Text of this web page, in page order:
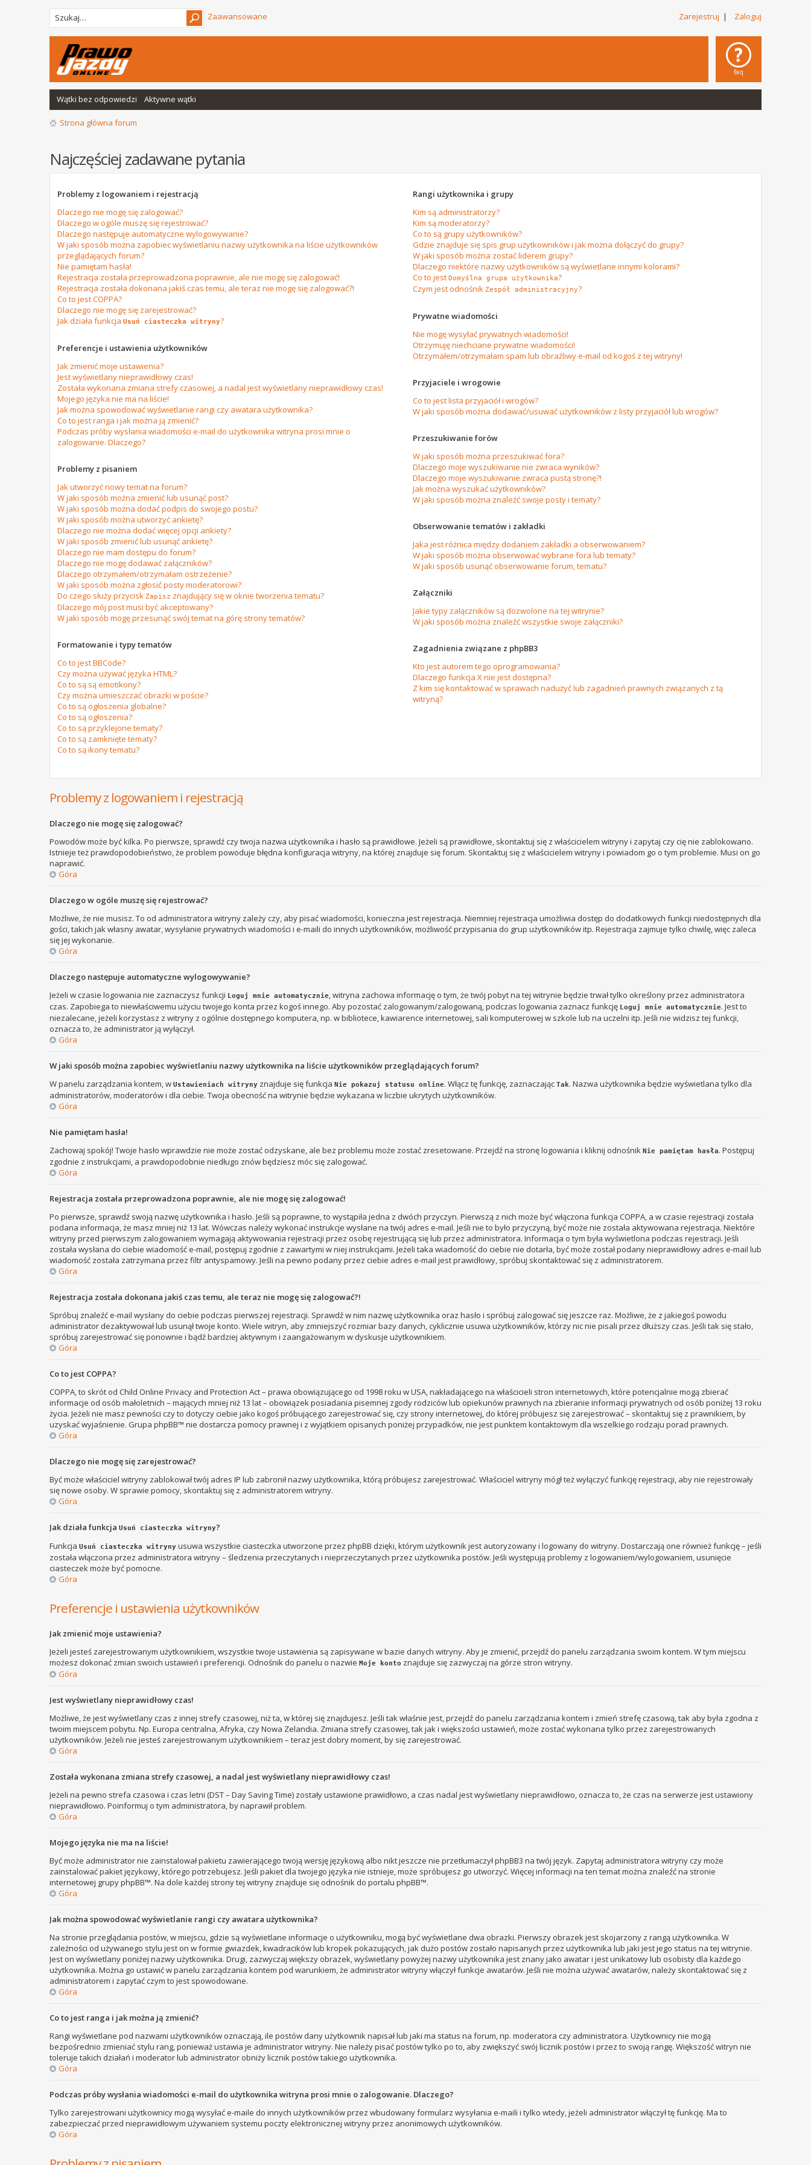
Zarejestruj | Zaloguj
Zaawansowane
faq
Wątki bez odpowiedzi Aktywne wątki
Strona główna forum
Najczęściej zadawane pytania
Problemy z logowaniem i rejestracją
Dlaczego nie mogę się zalogować?
Dlaczego w ogóle muszę się rejestrować?
Dlaczego następuje automatyczne wylogowywanie?
W jaki sposób można zapobiec wyświetlaniu nazwy użytkownika na liście użytkowników
przeglądających forum?
Nie pamiętam hasła!
Rejestracja została przeprowadzona poprawnie, ale nie mogę się zalogować!
Rejestracja została dokonana jakiś czas temu, ale teraz nie mogę się zalogować?!
Co to jest COPPA?
Dlaczego nie mogę się zarejestrować?
Jak działa funkcja Usuń ciasteczka witryny?
Preferencje i ustawienia użytkowników
Jak zmienić moje ustawienia?
Jest wyświetlany nieprawidłowy czas!
Została wykonana zmiana strefy czasowej, a nadal jest wyświetlany nieprawidłowy czas!
Mojego języka nie ma na liście!
Jak można spowodować wyświetlanie rangi czy awatara użytkownika?
Co to jest ranga i jak można ją zmienić?
Podczas próby wysłania wiadomości e-mail do użytkownika witryna prosi mnie o
zalogowanie. Dlaczego?
Problemy z pisaniem
Jak utworzyć nowy temat na forum?
W jaki sposób można zmienić lub usunąć post?
W jaki sposób można dodać podpis do swojego postu?
W jaki sposób można utworzyć ankietę?
Dlaczego nie można dodać więcej opcji ankiety?
W jaki sposób zmienić lub usunąć ankietę?
Dlaczego nie mam dostępu do forum?
Dlaczego nie mogę dodawać załączników?
Dlaczego otrzymałem/otrzymałam ostrzeżenie?
W jaki sposób można zgłosić posty moderatorowi?
Do czego służy przycisk Zapisz znajdujący się w oknie tworzenia tematu?
Dlaczego mój post musi być akceptowany?
W jaki sposób mogę przesunąć swój temat na górę strony tematów?
Formatowanie i typy tematów
Co to jest BBCode?
Czy można używać języka HTML?
Co to są są emotikony?
Czy można umieszczać obrazki w poście?
Co to są ogłoszenia globalne?
Co to są ogłoszenia?
Co to są przyklejone tematy?
Co to są zamknięte tematy?
Co to są ikony tematu?
Rangi użytkownika i grupy
Kim są administratorzy?
Kim są moderatorzy?
Co to są grupy użytkowników?
Gdzie znajduje się spis grup użytkowników i jak można dołączyć do grupy?
W jaki sposób można zostać liderem grupy?
Dlaczego niektóre nazwy użytkowników są wyświetlane innymi kolorami?
Co to jest Domyślna grupa użytkownika?
Czym jest odnośnik Zespół administracyjny?
Prywatne wiadomości
Nie mogę wysyłać prywatnych wiadomości!
Otrzymuję niechciane prywatne wiadomości!
Otrzymałem/otrzymałam spam lub obraźliwy e-mail od kogoś z tej witryny!
Przyjaciele i wrogowie
Co to jest lista przyjaciół i wrogów?
W jaki sposób można dodawać/usuwać użytkowników z listy przyjaciół lub wrogów?
Przeszukiwanie forów
W jaki sposób można przeszukiwać fora?
Dlaczego moje wyszukiwanie nie zwraca wyników?
Dlaczego moje wyszukiwanie zwraca pustą stronę?!
Jak można wyszukać użytkowników?
W jaki sposób można znaleźć swoje posty i tematy?
Obserwowanie tematów i zakładki
Jaka jest różnica między dodaniem zakładki a obserwowaniem?
W jaki sposób można obserwować wybrane fora lub tematy?
W jaki sposób usunąć obserwowanie forum, tematu?
Załączniki
Jakie typy załączników są dozwolone na tej witrynie?
W jaki sposób można znaleźć wszystkie swoje załączniki?
Zagadnienia związane z phpBB3
Kto jest autorem tego oprogramowania?
Dlaczego funkcja X nie jest dostępna?
Z kim się kontaktować w sprawach nadużyć lub zagadnień prawnych związanych z tą
witryną?
Problemy z logowaniem i rejestracją
Dlaczego nie mogę się zalogować?
Powodów może być kilka. Po pierwsze, sprawdź czy twoja nazwa użytkownika i hasło są prawidłowe. Jeżeli są prawidłowe, skontaktuj się z właścicielem witryny i zapytaj czy cię nie zablokowano.
Istnieje też prawdopodobieństwo, że problem powoduje błędna konfiguracja witryny, na której znajduje się forum. Skontaktuj się z właścicielem witryny i powiadom go o tym problemie. Musi on go
naprawić.
Góra
Dlaczego w ogóle muszę się rejestrować?
Możliwe, że nie musisz. To od administratora witryny zależy czy, aby pisać wiadomości, konieczna jest rejestracja. Niemniej rejestracja umożliwia dostęp do dodatkowych funkcji niedostępnych dla
gości, takich jak własny awatar, wysyłanie prywatnych wiadomości i e-maili do innych użytkowników, możliwość przypisania do grup użytkowników itp. Rejestracja zajmuje tylko chwilę, więc zaleca
się jej wykonanie.
Góra
Dlaczego następuje automatyczne wylogowywanie?
Jeżeli w czasie logowania nie zaznaczysz funkcji Loguj mnie automatycznie, witryna zachowa informację o tym, że twój pobyt na tej witrynie będzie trwał tylko określony przez administratora
czas. Zapobiega to niewłaściwemu użyciu twojego konta przez kogoś innego. Aby pozostać zalogowanym/zalogowaną, podczas logowania zaznacz funkcję Loguj mnie automatycznie. Jest to
niezalecane, jeżeli korzystasz z witryny z ogólnie dostępnego komputera, np. w bibliotece, kawiarence internetowej, sali komputerowej w szkole lub na uczelni itp. Jeśli nie widzisz tej funkcji,
oznacza to, że administrator ją wyłączył.
Góra
W jaki sposób można zapobiec wyświetlaniu nazwy użytkownika na liście użytkowników przeglądających forum?
W panelu zarządzania kontem, w Ustawieniach witryny znajduje się funkcja Nie pokazuj statusu online. Włącz tę funkcję, zaznaczając Tak. Nazwa użytkownika będzie wyświetlana tylko dla
administratorów, moderatorów i dla ciebie. Twoja obecność na witrynie będzie wykazana w liczbie ukrytych użytkowników.
Góra
Nie pamiętam hasła!
Zachowaj spokój! Twoje hasło wprawdzie nie może zostać odzyskane, ale bez problemu może zostać zresetowane. Przejdź na stronę logowania i kliknij odnośnik Nie pamiętam hasła. Postępuj
zgodnie z instrukcjami, a prawdopodobnie niedługo znów będziesz móc się zalogować.
Góra
Rejestracja została przeprowadzona poprawnie, ale nie mogę się zalogować!
Po pierwsze, sprawdź swoją nazwę użytkownika i hasło. Jeśli są poprawne, to wystąpiła jedna z dwóch przyczyn. Pierwszą z nich może być włączona funkcja COPPA, a w czasie rejestracji została
podana informacja, że masz mniej niż 13 lat. Wówczas należy wykonać instrukcje wysłane na twój adres e-mail. Jeśli nie to było przyczyną, być może nie została aktywowana rejestracja. Niektóre
witryny przed pierwszym zalogowaniem wymagają aktywowania rejestracji przez osobę rejestrującą się lub przez administratora. Informacja o tym była wyświetlona podczas rejestracji. Jeśli
została wysłana do ciebie wiadomość e-mail, postępuj zgodnie z zawartymi w niej instrukcjami. Jeżeli taka wiadomość do ciebie nie dotarła, być może został podany nieprawidłowy adres e-mail lub
wiadomość została zatrzymana przez filtr antyspamowy. Jeśli na pewno podany przez ciebie adres e-mail jest prawidłowy, spróbuj skontaktować się z administratorem.
Góra
Rejestracja została dokonana jakiś czas temu, ale teraz nie mogę się zalogować?!
Spróbuj znaleźć e-mail wysłany do ciebie podczas pierwszej rejestracji. Sprawdź w nim nazwę użytkownika oraz hasło i spróbuj zalogować się jeszcze raz. Możliwe, że z jakiegoś powodu
administrator dezaktywował lub usunął twoje konto. Wiele witryn, aby zmniejszyć rozmiar bazy danych, cyklicznie usuwa użytkowników, którzy nic nie pisali przez dłuższy czas. Jeśli tak się stało,
spróbuj zarejestrować się ponownie i bądź bardziej aktywnym i zaangażowanym w dyskusje użytkownikiem.
Góra
Co to jest COPPA?
COPPA, to skrót od Child Online Privacy and Protection Act – prawa obowiązującego od 1998 roku w USA, nakładającego na właścicieli stron internetowych, które potencjalnie mogą zbierać
informacje od osób małoletnich – mających mniej niż 13 lat – obowiązek posiadania pisemnej zgody rodziców lub opiekunów prawnych na zbieranie informacji prywatnych od osób poniżej 13 roku
życia. Jeżeli nie masz pewności czy to dotyczy ciebie jako kogoś próbującego zarejestrować się, czy strony internetowej, do której próbujesz się zarejestrować – skontaktuj się z prawnikiem, by
uzyskać wyjaśnienie. Grupa phpBB™ nie dostarcza pomocy prawnej i z wyjątkiem opisanych poniżej przypadków, nie jest punktem kontaktowym dla wszelkiego rodzaju porad prawnych.
Góra
Dlaczego nie mogę się zarejestrować?
Być może właściciel witryny zablokował twój adres IP lub zabronił nazwy użytkownika, którą próbujesz zarejestrować. Właściciel witryny mógł też wyłączyć funkcję rejestracji, aby nie rejestrowały
się nowe osoby. W sprawie pomocy, skontaktuj się z administratorem witryny.
Góra
Jak działa funkcja Usuń ciasteczka witryny?
Funkcja Usuń ciasteczka witryny usuwa wszystkie ciasteczka utworzone przez phpBB dzięki, którym użytkownik jest autoryzowany i logowany do witryny. Dostarczają one również funkcję – jeśli
została włączona przez administratora witryny – śledzenia przeczytanych i nieprzeczytanych przez użytkownika postów. Jeśli występują problemy z logowaniem/wylogowaniem, usunięcie
ciasteczek może być pomocne.
Góra
Preferencje i ustawienia użytkowników
Jak zmienić moje ustawienia?
Jeżeli jesteś zarejestrowanym użytkownikiem, wszystkie twoje ustawienia są zapisywane w bazie danych witryny. Aby je zmienić, przejdź do panelu zarządzania swoim kontem. W tym miejscu
możesz dokonać zmian swoich ustawień i preferencji. Odnośnik do panelu o nazwie Moje konto znajduje się zazwyczaj na górze stron witryny.
Góra
Jest wyświetlany nieprawidłowy czas!
Możliwe, że jest wyświetlany czas z innej strefy czasowej, niż ta, w której się znajdujesz. Jeśli tak właśnie jest, przejdź do panelu zarządzania kontem i zmień strefę czasową, tak aby była zgodna z
twoim miejscem pobytu. Np. Europa centralna, Afryka, czy Nowa Zelandia. Zmiana strefy czasowej, tak jak i większości ustawień, może zostać wykonana tylko przez zarejestrowanych
użytkowników. Jeżeli nie jesteś zarejestrowanym użytkownikiem – teraz jest dobry moment, by się zarejestrować.
Góra
Została wykonana zmiana strefy czasowej, a nadal jest wyświetlany nieprawidłowy czas!
Jeżeli na pewno strefa czasowa i czas letni (DST – Day Saving Time) zostały ustawione prawidłowo, a czas nadal jest wyświetlany nieprawidłowo, oznacza to, że czas na serwerze jest ustawiony
nieprawidłowo. Poinformuj o tym administratora, by naprawił problem.
Góra
Mojego języka nie ma na liście!
Być może administrator nie zainstalował pakietu zawierającego twoją wersję językową albo nikt jeszcze nie przetłumaczył phpBB3 na twój język. Zapytaj administratora witryny czy może
zainstalować pakiet językowy, którego potrzebujesz. Jeśli pakiet dla twojego języka nie istnieje, może spróbujesz go utworzyć. Więcej informacji na ten temat można znaleźć na stronie
internetowej grupy phpBB™. Na dole każdej strony tej witryny znajduje się odnośnik do portalu phpBB™.
Góra
Jak można spowodować wyświetlanie rangi czy awatara użytkownika?
Na stronie przeglądania postów, w miejscu, gdzie są wyświetlane informacje o użytkowniku, mogą być wyświetlane dwa obrazki. Pierwszy obrazek jest skojarzony z rangą użytkownika. W
zależności od używanego stylu jest on w formie gwiazdek, kwadracików lub kropek pokazujących, jak dużo postów zostało napisanych przez użytkownika lub jaki jest jego status na tej witrynie.
Jest on wyświetlany poniżej nazwy użytkownika. Drugi, zazwyczaj większy obrazek, wyświetlany powyżej nazwy użytkownika jest znany jako awatar i jest unikatowy lub osobisty dla każdego
użytkownika. Można go ustawić w panelu zarządzania kontem pod warunkiem, że administrator witryny włączył funkcje awatarów. Jeśli nie można używać awatarów, należy skontaktować się z
administratorem i zapytać czym to jest spowodowane.
Góra
Co to jest ranga i jak można ją zmienić?
Rangi wyświetlane pod nazwami użytkowników oznaczają, ile postów dany użytkownik napisał lub jaki ma status na forum, np. moderatora czy administratora. Użytkownicy nie mogą
bezpośrednio zmieniać stylu rang, ponieważ ustawia je administrator witryny. Nie należy pisać postów tylko po to, aby zwiększyć swój licznik postów i przez to swoją rangę. Większość witryn nie
toleruje takich działań i moderator lub administrator obniży licznik postów takiego użytkownika.
Góra
Podczas próby wysłania wiadomości e-mail do użytkownika witryna prosi mnie o zalogowanie. Dlaczego?
Tylko zarejestrowani użytkownicy mogą wysyłać e-maile do innych użytkowników przez wbudowany formularz wysyłania e-maili i tylko wtedy, jeżeli administrator włączył tę funkcję. Ma to
zabezpieczać przed nieprawidłowym używaniem systemu poczty elektronicznej witryny przez anonimowych użytkowników.
Góra